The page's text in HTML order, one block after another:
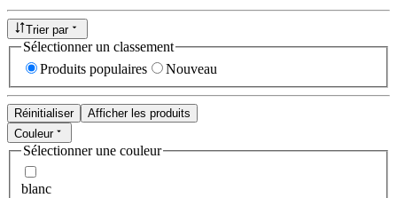
Trier par
Sélectionner un classement
Produits populaires
Nouveau
Réinitialiser
Afficher les produits
Couleur
Sélectionner une couleur
blanc